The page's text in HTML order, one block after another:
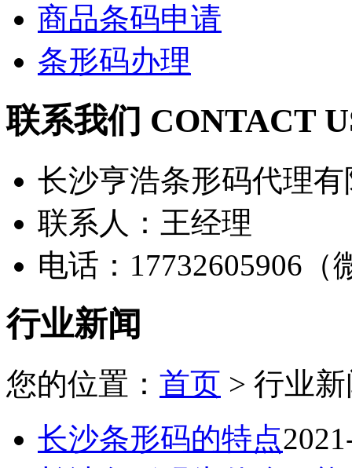
商品条码申请
条形码办理
联系我们 CONTACT
长沙亨浩条形码代理
联系人：王经理
电话：17732605906（
行业新闻
您的位置： 首页 > 行业
长沙条形码的特点